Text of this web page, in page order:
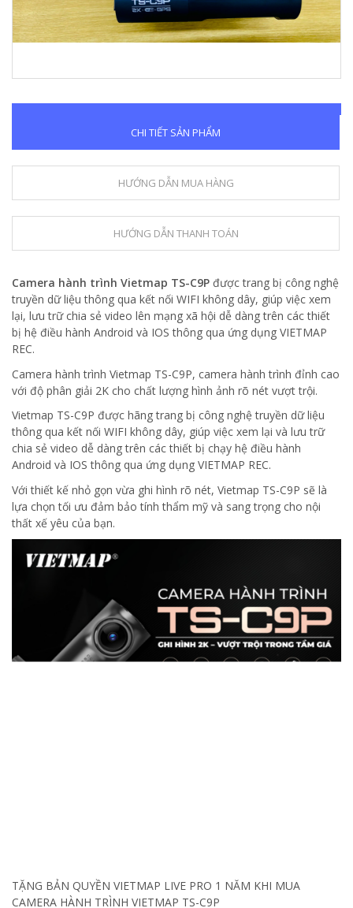
CHI TIẾT SẢN PHẨM
HƯỚNG DẪN MUA HÀNG
HƯỚNG DẪN THANH TOÁN
Camera hành trình Vietmap TS-C9P được trang bị công nghệ
truyền dữ liệu thông qua kết nối WIFI không dây, giúp việc xem
lại, lưu trữ chia sẻ video lên mạng xã hội dễ dàng trên các thiết
bị hệ điều hành Android và IOS thông qua ứng dụng VIETMAP
REC.
Camera hành trình Vietmap TS-C9P, camera hành trình đỉnh cao
với độ phân giải 2K cho chất lượng hình ảnh rõ nét vượt trội.
Vietmap TS-C9P được hãng trang bị công nghệ truyền dữ liệu
thông qua kết nối WIFI không dây, giúp việc xem lại và lưu trữ
chia sẻ video dễ dàng trên các thiết bị chạy hệ điều hành
Android và IOS thông qua ứng dụng VIETMAP REC.
Với thiết kế nhỏ gọn vừa ghi hình rõ nét, Vietmap TS-C9P sẽ là
lựa chọn tối ưu đảm bảo tính thẩm mỹ và sang trọng cho nội
thất xế yêu của bạn.
TẶNG BẢN QUYỀN VIETMAP LIVE PRO 1 NĂM KHI MUA
CAMERA HÀNH TRÌNH VIETMAP TS-C9P